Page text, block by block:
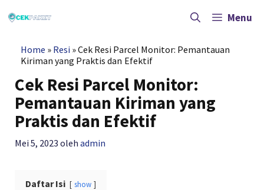
ke
Menu
Home » Resi »Cek Resi Parcel Monitor: Pemantauan
Kiriman yang Praktis dan Efektif
Cek Resi Parcel Monitor:
Pemantauan Kiriman yang
Praktis dan Efektif
Mei 5, 2023 olehadmin
Daftar Isi show